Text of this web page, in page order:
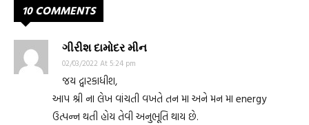
10 COMMENTS
ગીરીશ દામોદર મીન
02/03/2022 At 5:24 pm
જય દ્વારકાધીશ,
આપ શ્રી ના લેખ વાંચતી વખતે તન મા અને મન મા energy
ઉત્પન્ન થતી હોય તેવી અનુભૂતિ થાય છે.